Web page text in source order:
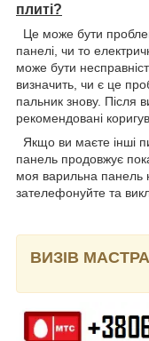
плиті?
Це може бути
панелі, чи то
може бути
визначить, чи є це
пальник знову. Після
рекомендовані
Якщо ви маєте інші
панель продовжує
моя варильна панель
зателефонуйте та
ВИЗІВ